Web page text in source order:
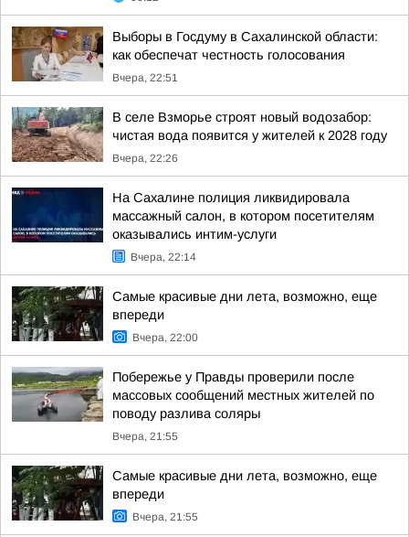
Выборы в Госдуму в Сахалинской области:
как обеспечат честность голосования
Вчера, 22:51
В селе Взморье строят новый водозабор:
чистая вода появится у жителей к 2028 году
Вчера, 22:26
На Сахалине полиция ликвидировала
массажный салон, в котором посетителям
оказывались интим-услуги
Вчера, 22:14
Самые красивые дни лета, возможно, еще
впереди
Вчера, 22:00
Побережье у Правды проверили после
массовых сообщений местных жителей по
поводу разлива соляры
Вчера, 21:55
Самые красивые дни лета, возможно, еще
впереди
Вчера, 21:55